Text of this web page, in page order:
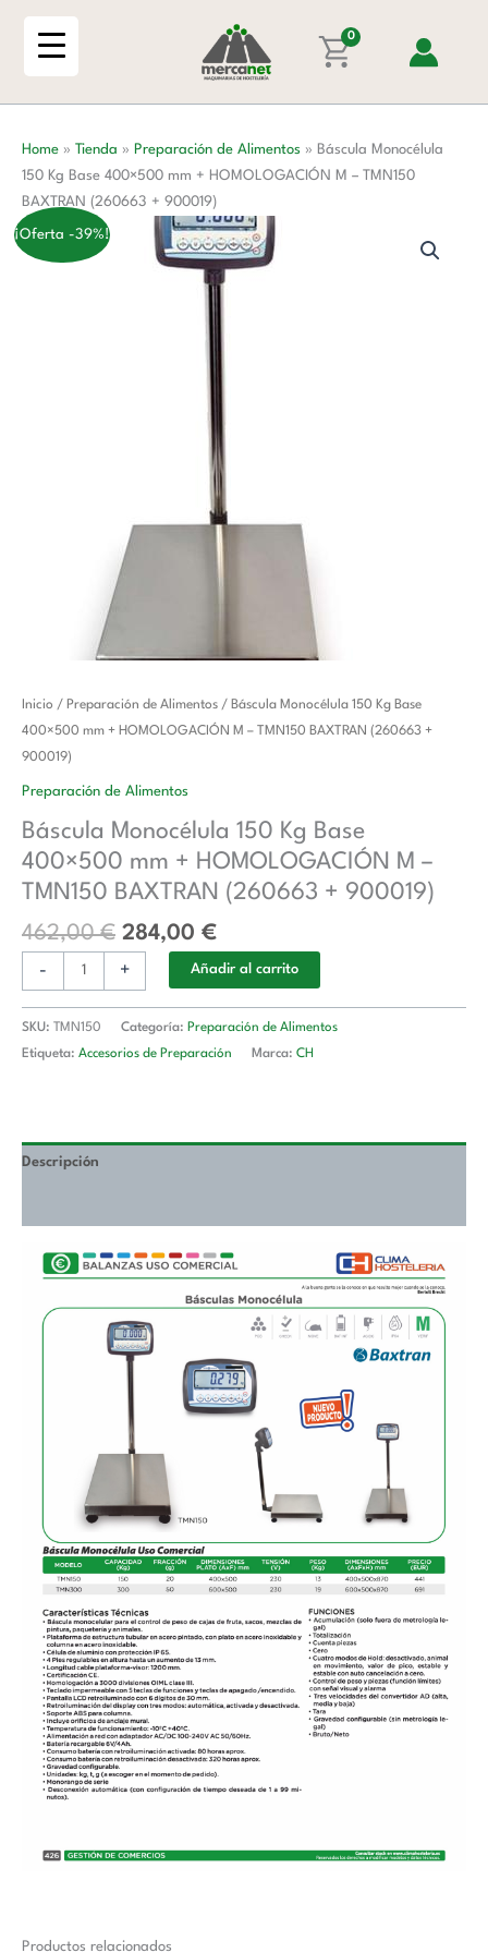
0
Home » Tienda » Preparación de Alimentos » Báscula Monocélula
150 Kg Base 400×500 mm + HOMOLOGACIÓN M – TMN150
BAXTRAN (260663 + 900019)
¡Oferta -39%!
Inicio / Preparación de Alimentos / Báscula Monocélula 150 Kg Base
400×500 mm + HOMOLOGACIÓN M – TMN150 BAXTRAN (260663 +
900019)
Preparación de Alimentos
Báscula Monocélula 150 Kg Base
400×500 mm + HOMOLOGACIÓN M –
TMN150 BAXTRAN (260663 + 900019)
462,00€
El
precio
era:
284,00 €
El
precio
-
Báscula
Monocélula
150
Kg
400x500
mm
+
M
TMN150
+ Añadir al carrito
SKU: TMN150 Categoría: Preparación de Alimentos
Etiqueta: Accesorios de Preparación Marca: CH
Descripción
Productos relacionados
Base
400x500
mm
HOMOLOGACIÓN
M
-
TMN150
BAXTRAN